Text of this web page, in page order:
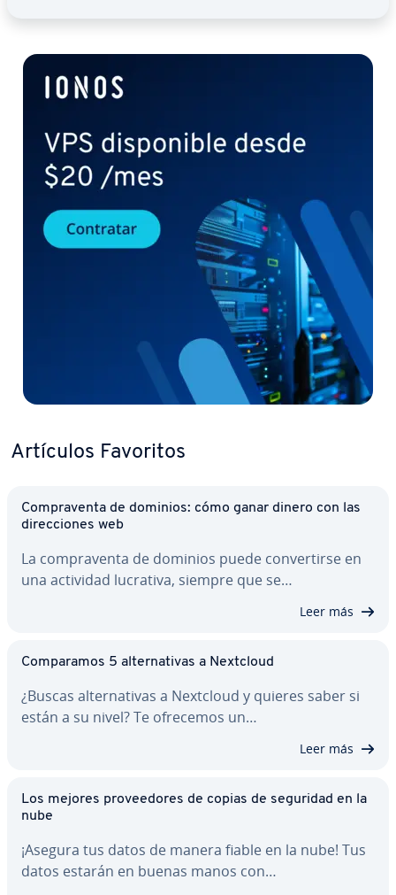
Artículos Favoritos
Co­m­pra­ve­n­ta de dominios: cómo ganar dinero con las
di­re­c­cio­nes web
La co­m­pra­ve­n­ta de dominios puede co­n­ve­r­ti­r­se en
una actividad lucrativa, siempre que se…
Leer más
Co­m­pa­ra­mos 5 al­te­r­na­ti­vas a Nextcloud
¿Buscas al­te­r­na­ti­vas a Nextcloud y quieres saber si
están a su nivel? Te ofrecemos un…
Leer más
Los mejores pro­vee­do­res de copias de seguridad en la
nube
¡Asegura tus datos de manera fiable en la nube! Tus
datos estarán en buenas manos con…